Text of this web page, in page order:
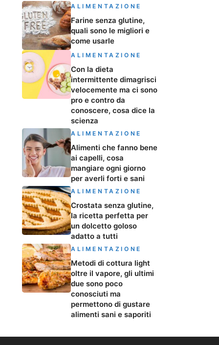
ALIMENTAZIONE
Farine senza glutine,
quali sono le migliori e
come usarle
ALIMENTAZIONE
Con la dieta
intermittente dimagrisci
velocemente ma ci sono
pro e contro da
conoscere, cosa dice la
scienza
ALIMENTAZIONE
Alimenti che fanno bene
ai capelli, cosa
mangiare ogni giorno
per averli forti e sani
ALIMENTAZIONE
Crostata senza glutine,
la ricetta perfetta per
un dolcetto goloso
adatto a tutti
ALIMENTAZIONE
Metodi di cottura light
oltre il vapore, gli ultimi
due sono poco
conosciuti ma
permettono di gustare
alimenti sani e saporiti